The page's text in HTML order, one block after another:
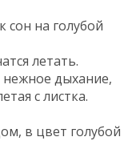
сон на голубой
летать.
нежное дыхание,
с листка.
в цвет голубой